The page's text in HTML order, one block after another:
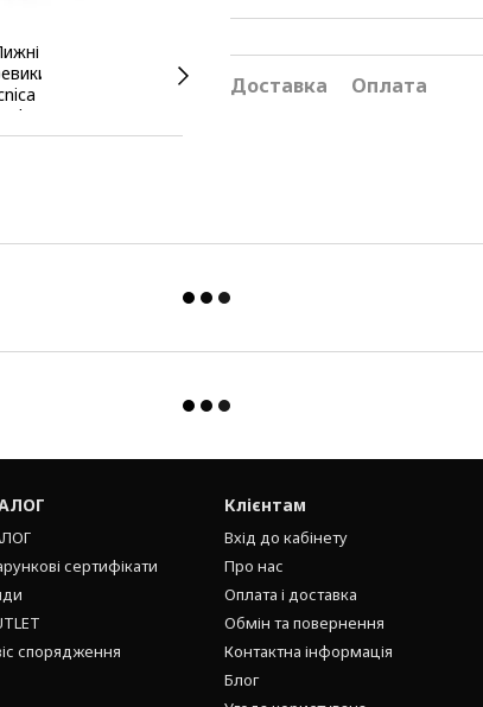
Доставка Оплата
сертифікати
спорядження
Клієнтам
Вхід до кабінету
Про нас
Оплата і доставка
Обмін та повернення
Контактна інформація
Блог